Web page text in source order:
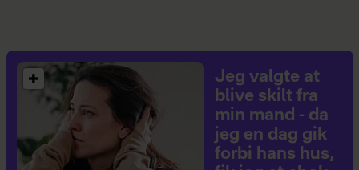
Jeg valgte at
blive skilt fra
min mand - da
jeg en dag gik
forbi hans hus,